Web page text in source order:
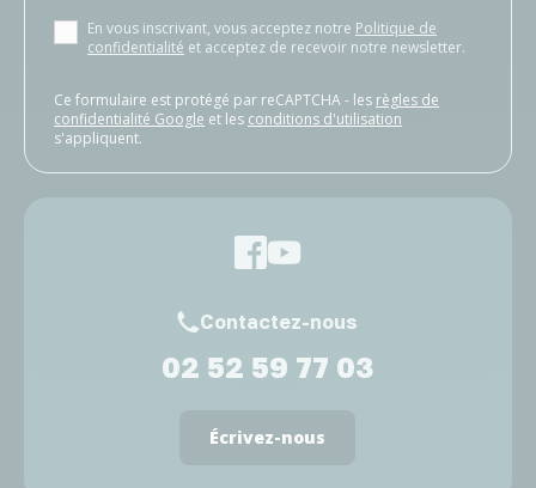
En vous inscrivant, vous acceptez notre Politique de
confidentialité et acceptez de recevoir notre newsletter.
Ce formulaire est protégé par reCAPTCHA - les règles de
confidentialité Google et les conditions d'utilisation
s'appliquent.
Contactez-nous
02 52 59 77 03
Écrivez-nous